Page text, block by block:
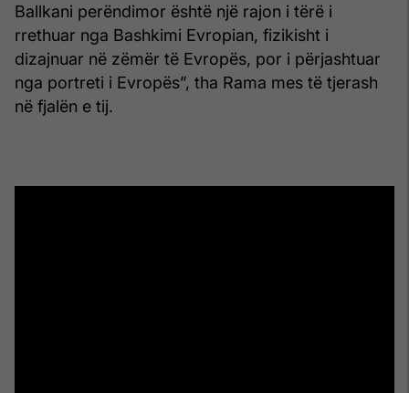
Ballkani perëndimor është një rajon i tërë i
rrethuar nga Bashkimi Evropian, fizikisht i
dizajnuar në zëmër të Evropës, por i përjashtuar
nga portreti i Evropës”, tha Rama mes të tjerash
në fjalën e tij.